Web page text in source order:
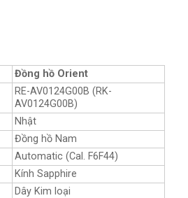
Đồng hồ Orient
RE-AV0124G00B (RK-
AV0124G00B)
Nhật
Đồng hồ Nam
Automatic (Cal. F6F44)
Kính Sapphire
Dây Kim loại